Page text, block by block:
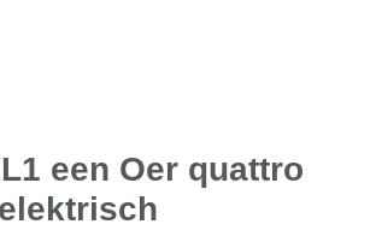
een Oer quattro